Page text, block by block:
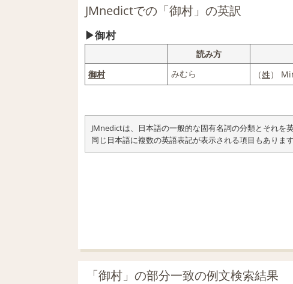
JMnedictでの「御村」の英訳
御村
読み方
御村 みむら （姓）
JMnedictは、日本語の一般的な固有名詞の分類とそれを
同じ日本語に複数の英語表記が表示される項目もあります
「御村」の部分一致の例文検索結果